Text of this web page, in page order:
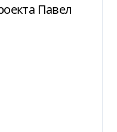
Павел